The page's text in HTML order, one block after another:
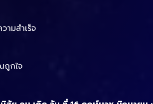
ามสำเร็จ
ถูกใจ